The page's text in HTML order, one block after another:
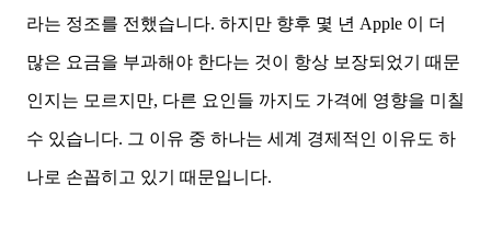
라는 정조를 전했습니다. 하지만 향후 몇 년 Apple 이 더
많은 요금을 부과해야 한다는 것이 항상 보장되었기 때문
인지는 모르지만, 다른 요인들 까지도 가격에 영향을 미칠
수 있습니다. 그 이유 중 하나는 세계 경제적인 이유도 하
나로 손꼽히고 있기 때문입니다.